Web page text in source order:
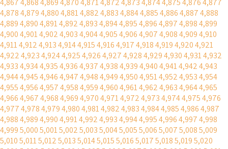
4,8674,8684,8694,8704,8714,8724,8734,8744,8754,8764,877
4,8784,8794,8804,8814,8824,8834,8844,8854,8864,8874,888
4,8894,8904,8914,8924,8934,8944,8954,8964,8974,8984,899
4,9004,9014,9024,9034,9044,9054,9064,9074,9084,9094,910
4,9114,9124,9134,9144,9154,9164,9174,9184,9194,9204,921
4,9224,9234,9244,9254,9264,9274,9284,9294,9304,9314,932
4,9334,9344,9354,9364,9374,9384,9394,9404,9414,9424,943
4,9444,9454,9464,9474,9484,9494,9504,9514,9524,9534,954
4,9554,9564,9574,9584,9594,9604,9614,9624,9634,9644,965
4,9664,9674,9684,9694,9704,9714,9724,9734,9744,9754,976
4,9774,9784,9794,9804,9814,9824,9834,9844,9854,9864,987
4,9884,9894,9904,9914,9924,9934,9944,9954,9964,9974,998
4,9995,0005,0015,0025,0035,0045,0055,0065,0075,0085,009
5,0105,0115,0125,0135,0145,0155,0165,0175,0185,0195,020